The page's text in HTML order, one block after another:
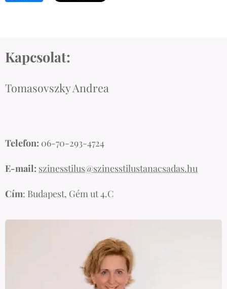
Kapcsolat:
Tomasovszky Andrea
Telefon: 06-70-293-4724
E-mail: szinesstilus@szinesstilustanacsadas.hu
Cím: Budapest, Gém ut 4.C